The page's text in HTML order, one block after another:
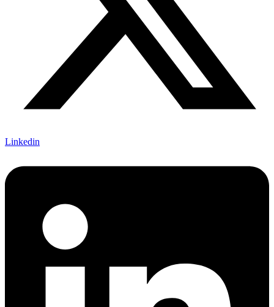
Linkedin